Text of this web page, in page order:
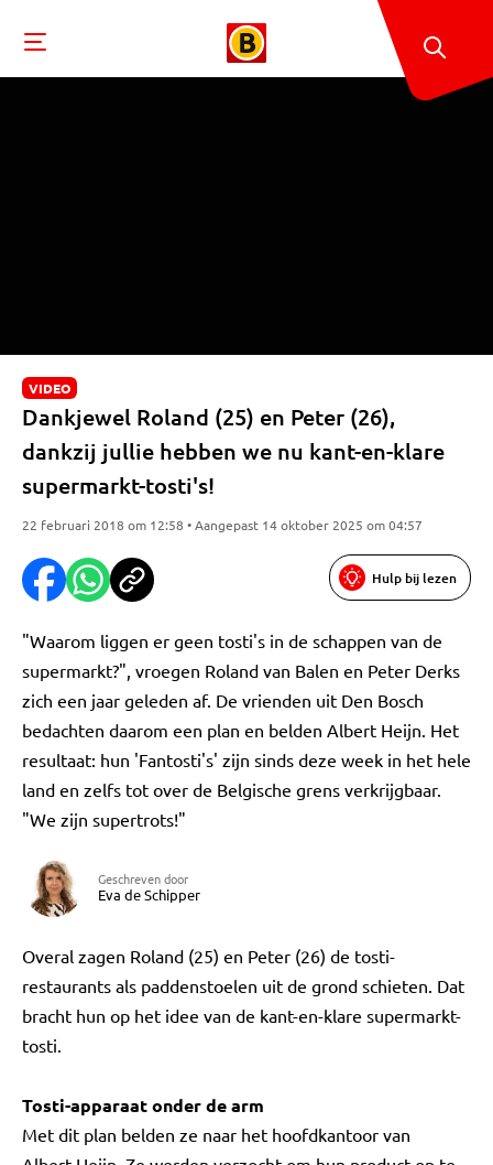
VIDEO
Dankjewel Roland (25) en Peter (26),
dankzij jullie hebben we nu kant-en-klare
supermarkt-tosti's!
22 februari 2018 om 12:58 • Aangepast 14 oktober 2025 om 04:57
Hulp bij lezen
"Waarom liggen er geen tosti's in de schappen van de
supermarkt?", vroegen Roland van Balen en Peter Derks
zich een jaar geleden af. De vrienden uit Den Bosch
bedachten daarom een plan en belden Albert Heijn. Het
resultaat: hun 'Fantosti's' zijn sinds deze week in het hele
land en zelfs tot over de Belgische grens verkrijgbaar.
"We zijn supertrots!"
Geschreven door
Eva de Schipper
Overal zagen Roland (25) en Peter (26) de tosti-
restaurants als paddenstoelen uit de grond schieten. Dat
bracht hun op het idee van de kant-en-klare supermarkt-
tosti.
Tosti-apparaat onder de arm
Met dit plan belden ze naar het hoofdkantoor van